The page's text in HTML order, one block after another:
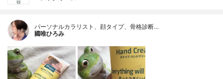
パーソナルカラリスト、顔タイプ、骨格診断…
國唯ひろみ